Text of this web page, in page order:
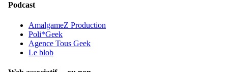
Podcast
AmalgameZ Production
Poli*Geek
Agence Tous Geek
Le blob